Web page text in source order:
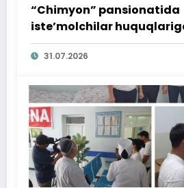
“Chimyon” pansionatida
iste’molchilar
bag‘ishlangan targ‘ibot
o‘tkazildi
31.07.2026